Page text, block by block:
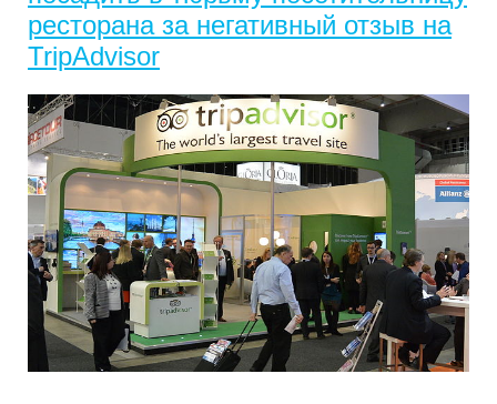
ресторана за негативный отзыв на
TripAdvisor